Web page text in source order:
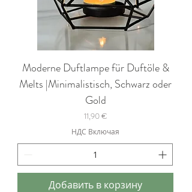
Moderne Duftlampe für Duftöle &
Melts |Minimalistisch, Schwarz oder
Gold
Цена
11,90 €
НДС Включая
Добавить в корзину